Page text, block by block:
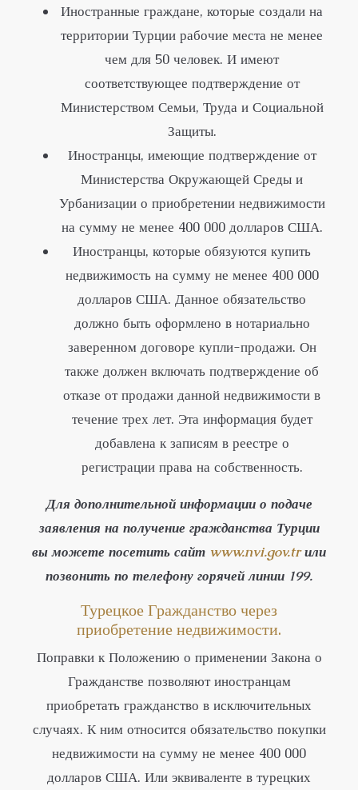
Иностранные граждане, которые создали на
территории Турции рабочие места не менее
чем для 50 человек. И имеют
соответствующее подтверждение от
Министерством Семьи, Труда и Социальной
Защиты.
Иностранцы, имеющие подтверждение от
Министерства Окружающей Среды и
Урбанизации о приобретении недвижимости
на сумму не менее 400 000 долларов США.
Иностранцы, которые обязуются купить
недвижимость на сумму не менее 400 000
долларов США. Данное обязательство
должно быть оформлено в нотариально
заверенном договоре купли-продажи. Он
также должен включать подтверждение об
отказе от продажи данной недвижимости в
течение трех лет. Эта информация будет
добавлена к записям в реестре о
регистрации права на собственность.
Для дополнительной информации о подаче
заявления на получение гражданства Турции
вы можете посетить сайт www.nvi.gov.trили
позвонить по телефону горячей линии 199.
Турецкое Гражданство через
приобретение недвижимости.
Поправки к Положению о применении Закона о
Гражданстве позволяют иностранцам
приобретать гражданство в исключительных
случаях. К ним относится обязательство покупки
недвижимости на сумму не менее 400 000
долларов США. Или эквиваленте в турецких